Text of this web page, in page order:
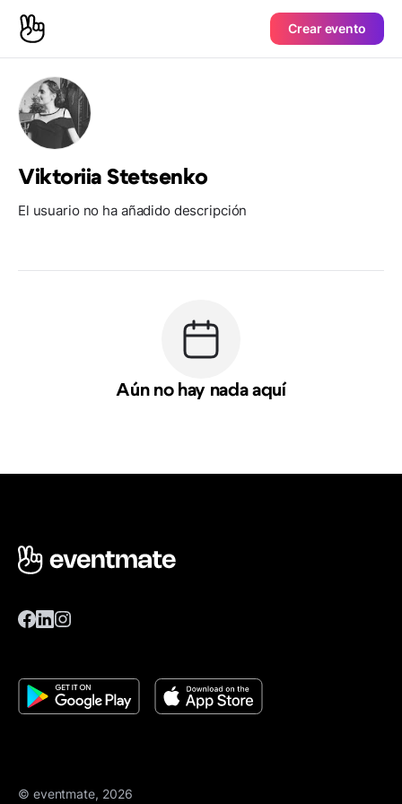
Crear evento
Viktoriia Stetsenko
El usuario no ha añadido descripción
Aún no hay nada aquí
© eventmate, 2026